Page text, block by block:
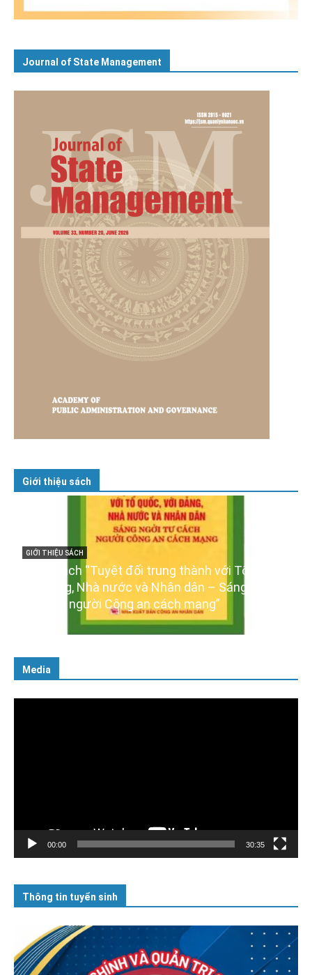
Journal of State Management
Giới thiệu sách
GIỚI THIỆU SÁCH
Cuốn sách “Tuyệt đối trung thành với Tổ quốc,
với Đảng, Nhà nước và Nhân dân – Sáng ngời
tư cách người Công an cách mạng”
Media
00:00 30:35
Thông tin tuyển sinh